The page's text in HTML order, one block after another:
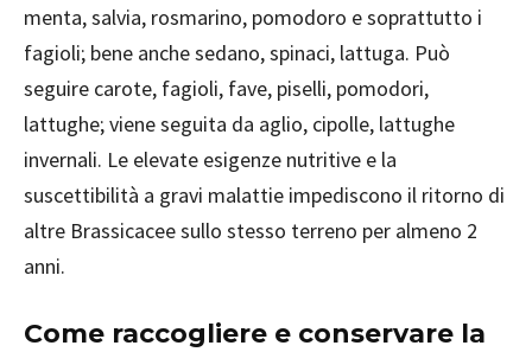
menta, salvia, rosmarino, pomodoro e soprattutto i
fagioli; bene anche sedano, spinaci, lattuga. Può
seguire carote, fagioli, fave, piselli, pomodori,
lattughe; viene seguita da aglio, cipolle, lattughe
invernali. Le elevate esigenze nutritive e la
suscettibilità a gravi malattie impediscono il ritorno di
altre Brassicacee sullo stesso terreno per almeno 2
anni.
Come raccogliere e conservare la